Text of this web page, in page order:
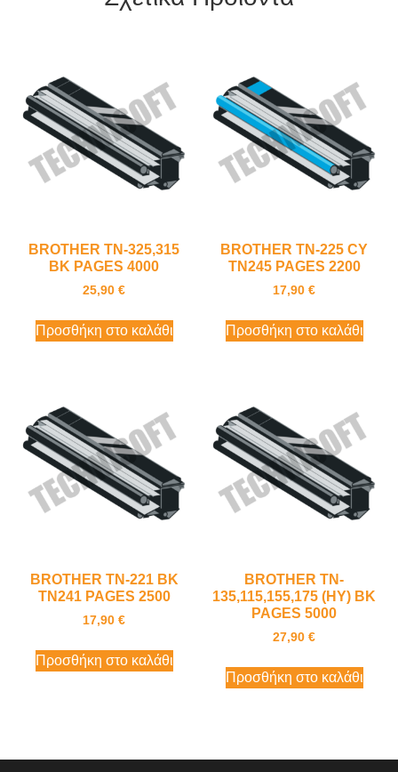
BROTHER TN-325,315
BK PAGES 4000
25,90 €
Προσθήκη στο καλάθι
BROTHER TN-225 CY
TN245 PAGES 2200
17,90 €
Προσθήκη στο καλάθι
BROTHER TN-221 BK
TN241 PAGES 2500
17,90 €
Προσθήκη στο καλάθι
BROTHER TN-
135,115,155,175 (HY) BK
PAGES 5000
27,90 €
Προσθήκη στο καλάθι